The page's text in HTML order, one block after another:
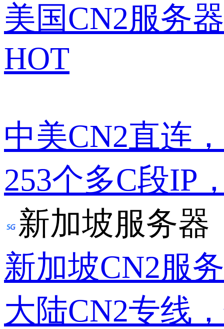
美国CN2服务器
HOT
中美CN2直连
253个多C段IP
新加坡服务器
新加坡CN2服
大陆CN2专线